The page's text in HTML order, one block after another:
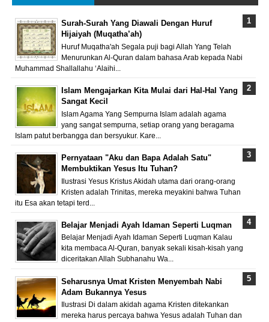
Surah-Surah Yang Diawali Dengan Huruf
Hijaiyah (Muqatha’ah)
Huruf Muqatha'ah Segala puji bagi Allah Yang Telah
Menurunkan Al-Quran dalam bahasa Arab kepada Nabi
Muhammad Shallallahu ‘Alaihi...
Islam Mengajarkan Kita Mulai dari Hal-Hal Yang
Sangat Kecil
Islam Agama Yang Sempurna Islam adalah agama
yang sangat sempurna, setiap orang yang beragama
Islam patut berbangga dan bersyukur. Kare...
Pernyataan "Aku dan Bapa Adalah Satu"
Membuktikan Yesus Itu Tuhan?
Ilustrasi Yesus Kristus Akidah utama dari orang-orang
Kristen adalah Trinitas, mereka meyakini bahwa Tuhan
itu Esa akan tetapi terd...
Belajar Menjadi Ayah Idaman Seperti Luqman
Belajar Menjadi Ayah Idaman Seperti Luqman Kalau
kita membaca Al-Quran, banyak sekali kisah-kisah yang
diceritakan Allah Subhanahu Wa...
Seharusnya Umat Kristen Menyembah Nabi
Adam Bukannya Yesus
Ilustrasi Di dalam akidah agama Kristen ditekankan
mereka harus percaya bahwa Yesus adalah Tuhan dan